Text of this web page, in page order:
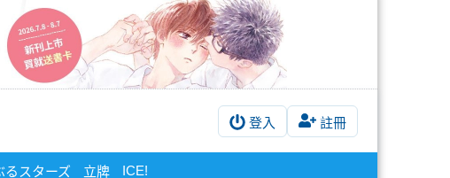
登入 註冊
るスターズ 立牌 ICE!